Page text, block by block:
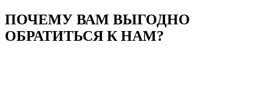
ПОЧЕМУ ВАМ ВЫГОДНО
ОБРАТИТЬСЯ К НАМ?